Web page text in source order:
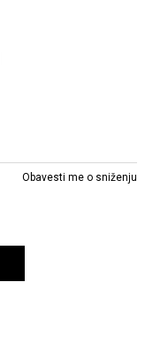
Obavesti me o sniženju